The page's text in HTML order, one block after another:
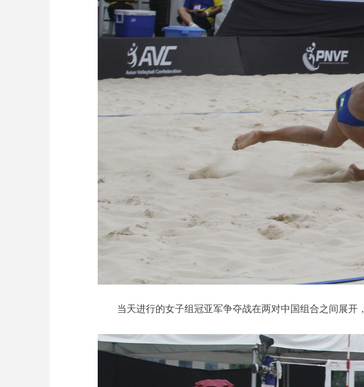
当天进行的女子组冠亚军争夺战在两对中国组合之间展开